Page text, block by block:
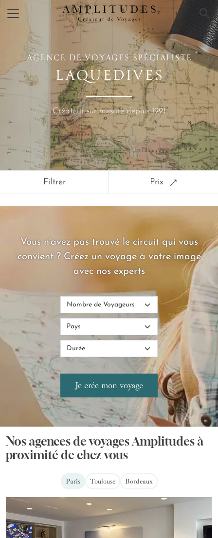
×
AGENCE DE VOYAGES SPÉCIALISTE
LAQUEDIVES
Créateur sur mesure depuis 1991
Filtrer Prix
Vous n'avez pas trouvé le circuit qui vous
convient ? Créez un voyage à votre image
avec nos experts
Nos agences de voyages Amplitudes à
proximité de chez vous
Paris Toulouse Bordeaux